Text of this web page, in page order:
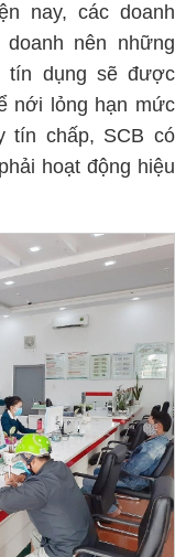
nay, các doanh
nên những
tín dụng sẽ được
nới lỏng hạn mức
tín chấp, SCB có
hoạt động hiệu